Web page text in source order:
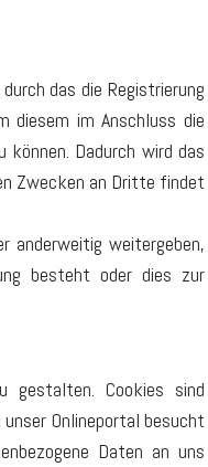
das die Registrierung
diesem im Anschluss die
Dadurch wird das
Zwecken an Dritte findet
anderweitig weitergeben,
besteht oder dies zur
gestalten. Cookies sind
Onlineportal besucht
Daten an uns